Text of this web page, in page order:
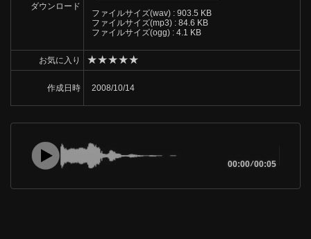
ダウンロード
ファイルサイズ(wav) : 903.5 KB
ファイルサイズ(mp3) : 84.6 KB
ファイルサイズ(ogg) : 4.1 KB
お気に入り ★★★★★
作成日時 2008/10/14
00:00/00:05